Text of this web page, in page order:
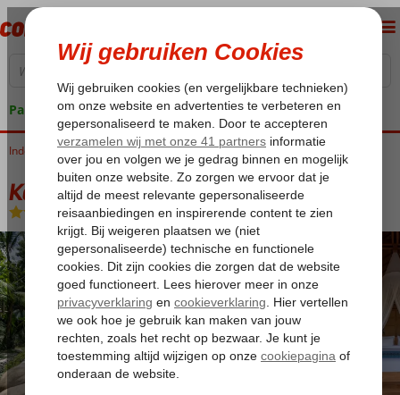
Pakketgarantie
Home
Indonesië Bali Ubud Kappa Senses Ubud
Kappa Senses Ubud
Logies en ontbijt-Hotel